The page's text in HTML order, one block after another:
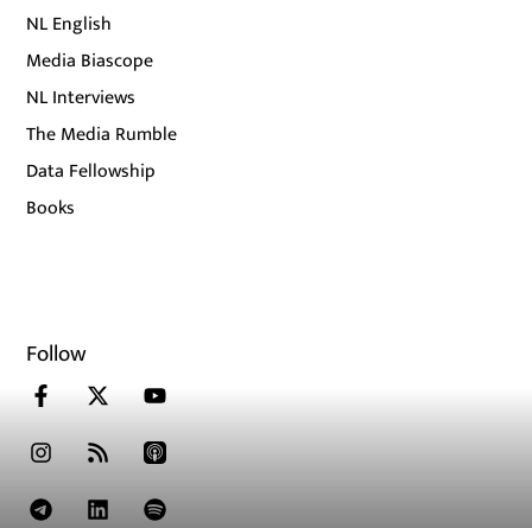
NL English
Media Biascope
NL Interviews
The Media Rumble
Data Fellowship
Books
Follow